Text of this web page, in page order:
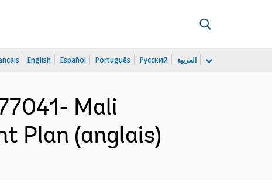
English Español Português Русский العربية
Mali
Plan (anglais)